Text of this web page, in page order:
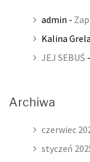
admin -
Kalina
JEJ SEBUŚ -
Archiwa
czerwiec
styczeń